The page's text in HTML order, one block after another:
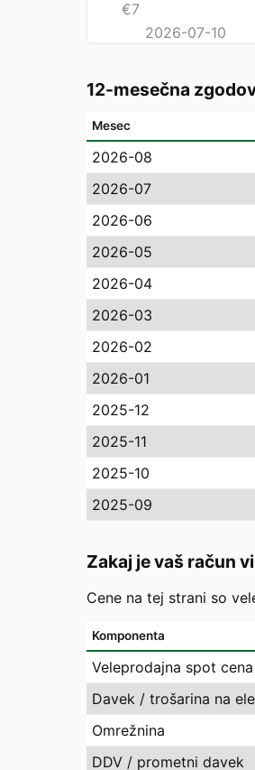
€7
2026-07-10
12-mesečna
Mesec
2026-08
2026-07
2026-06
2026-05
2026-04
2026-03
2026-02
2026-01
2025-12
2025-11
2025-10
2025-09
Zakaj je vaš račun
Cene na tej strani so
Komponenta
Veleprodajna spot cena
Davek / trošarina na
Omrežnina
DDV / prometni davek